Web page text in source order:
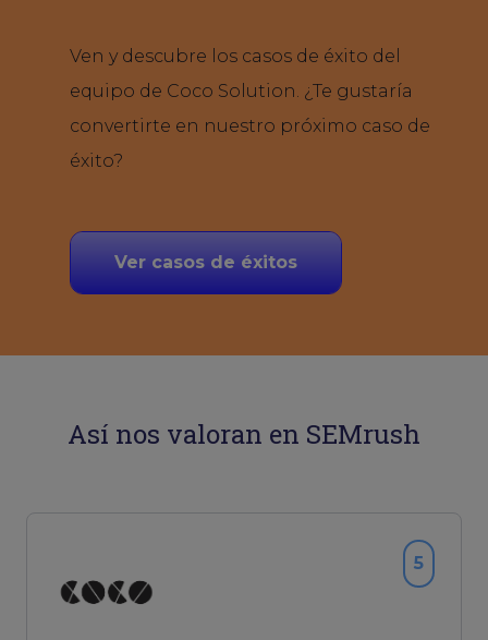
Ven y descubre los casos de éxito del
equipo de Coco Solution. ¿Te gustaría
convertirte en nuestro próximo caso de
éxito?
Ver casos de éxitos
Así nos valoran en SEMrush
5